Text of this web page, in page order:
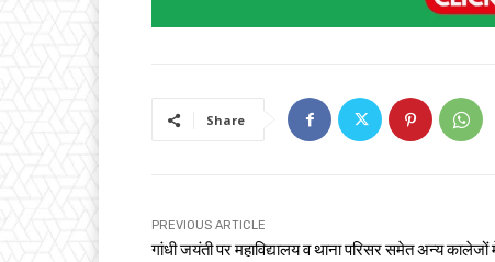
Share
PREVIOUS ARTICLE
गांधी जयंती पर महाविद्यालय व थाना परिसर समेत अन्य कालेजों